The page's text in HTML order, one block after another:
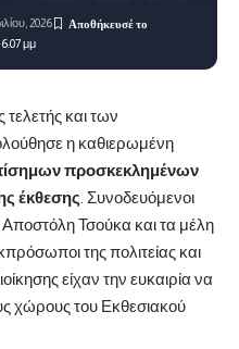
μμ
2026
και των
η καθιερωμένη
προσκεκλημένων
έκθεσης . Συνοδευόμενοι
Τσούκα και τα μέλη
της πολιτείας και
είχαν την ευκαιρία να
χώρους του Εκθεσιακού